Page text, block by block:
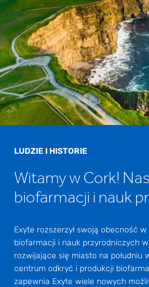
LUDZIE I HISTORIE
Witamy w Cork!
biofarmacji i nauk
Exyte rozszerzył swoją obecność
biofarmacji i nauk przyrodniczych
rozwijające się miasto na południu
centrum odkryć i produkcji
zapewnia Exyte wiele nowych